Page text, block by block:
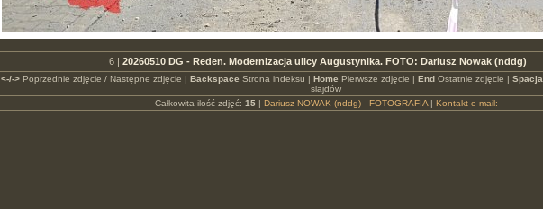
6 | 20260510 DG - Reden. Modernizacja ulicy Augustynika. FOTO: Dariusz Nowak (nddg)
<-/->Poprzednie zdjęcie / Następne zdjęcie | Backspace Strona indeksu | Home Pierwsze zdjęcie | EndOstatnie zdjęcie | Spacja
slajdów
Całkowita ilość zdjęć: 15| Dariusz NOWAK (nddg) - FOTOGRAFIA| Kontakt e-mail: